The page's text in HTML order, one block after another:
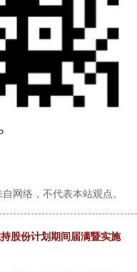
网络，不代表本站观点。
股份计划期间届满暨实施